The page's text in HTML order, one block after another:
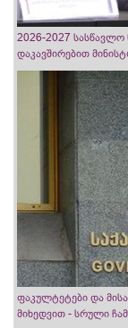
2026-2027
დაკავშირებით
ფაკულტეტები და
მიხედვით - სრული